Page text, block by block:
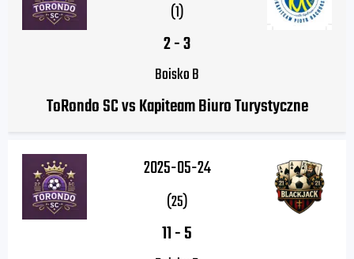
(1)
2-3
Boisko B
ToRondo SC vs Kapiteam Biuro Turystyczne
2025-05-24
(25)
11-5